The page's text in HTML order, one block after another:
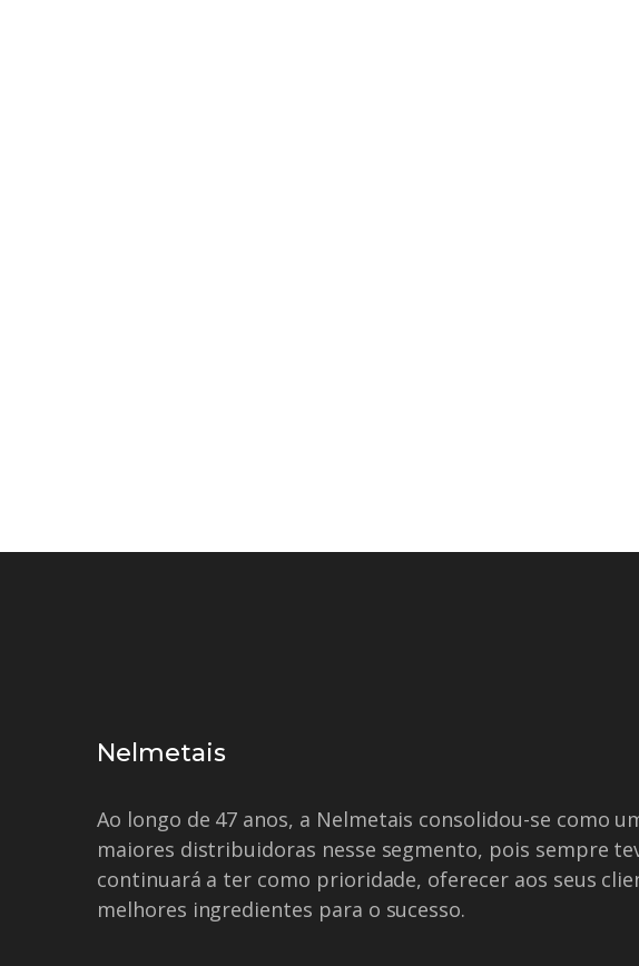
Nelmetais
Ao longo de 47 anos, a Nelmetais consolidou-se como
maiores distribuidoras nesse segmento, pois sempre
continuará a ter como prioridade, oferecer aos seus
melhores ingredientes para o sucesso.